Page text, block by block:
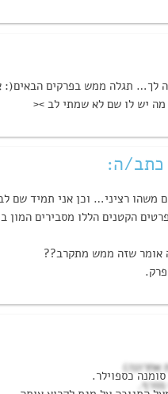
לך… תגלה ממש בפרקים הבאים(:
מה יש לו שם לא שמתי לב ><‏
רציני… וכן אני תמיד שם
הקטנים הללו מסבירים המון
אומר שזה ממש מתקרב??
אחרונה)